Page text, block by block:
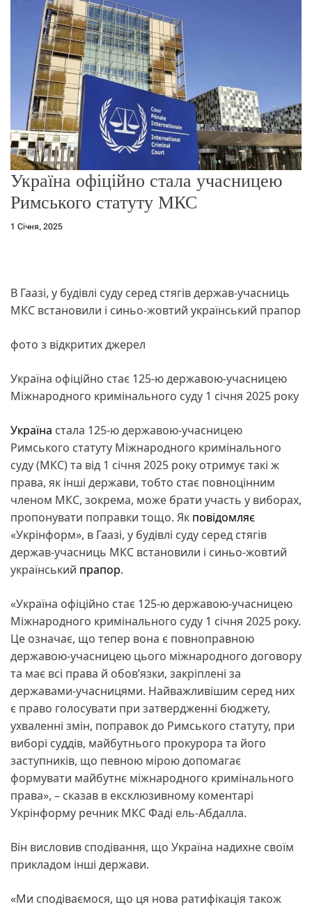
Україна офіційно стала учасницею
Римського статуту МКС
1 Січня, 2025
В Гаазі, у будівлі суду серед стягів держав-учасниць
МКС встановили і синьо-жовтий український прапор
фото з відкритих джерел
Україна офіційно стає 125-ю державою-учасницею
Міжнародного кримінального суду 1 січня 2025 року
Україна стала 125-ю державою-учасницею
Римського статуту Міжнародного кримінального
суду (МКС) та від 1 січня 2025 року отримує такі ж
права, як інші держави, тобто стає повноцінним
членом МКС, зокрема, може брати участь у виборах,
пропонувати поправки тощо. Як повідомляє
«Укрінформ», в Гаазі, у будівлі суду серед стягів
держав-учасниць МКС встановили і синьо-жовтий
український прапор.
«Україна офіційно стає 125-ю державою-учасницею
Міжнародного кримінального суду 1 січня 2025 року.
Це означає, що тепер вона є повноправною
державою-учасницею цього міжнародного договору
та має всі права й обов’язки, закріплені за
державами-учасницями. Найважливішим серед них
є право голосувати при затвердженні бюджету,
ухваленні змін, поправок до Римського статуту, при
виборі суддів, майбутнього прокурора та його
заступників, що певною мірою допомагає
формувати майбутнє міжнародного кримінального
права», – сказав в ексклюзивному коментарі
Укрінформу речник МКС Фаді ель-Абдалла.
Він висловив сподівання, що Україна надихне своїм
прикладом інші держави.
«Ми сподіваємося, що ця нова ратифікація також